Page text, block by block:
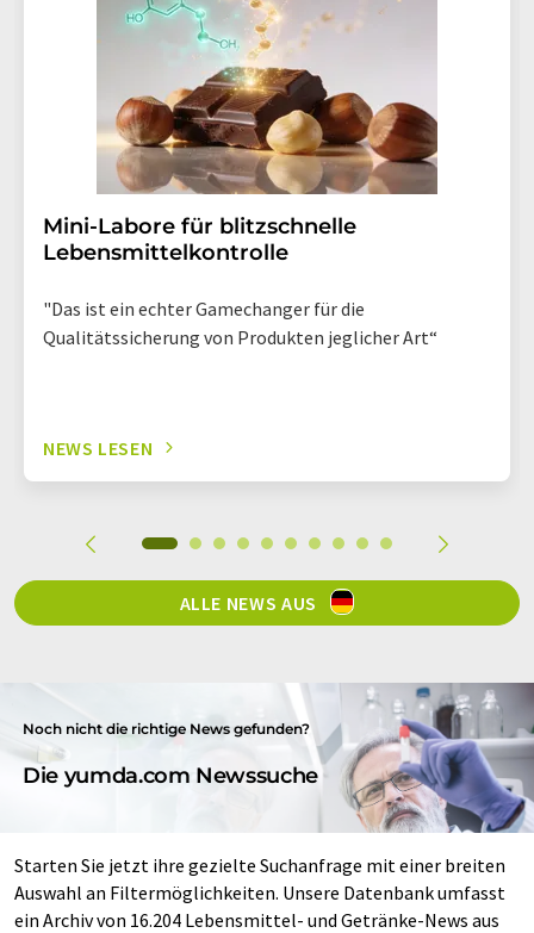
Mini-Labore für blitzschnelle
Lebensmittelkontrolle
"Das ist ein echter Gamechanger für die
Qualitätssicherung von Produkten jeglicher Art“
NEWS LESEN
ALLE NEWS AUS
Noch nicht die richtige News gefunden?
Die yumda.com Newssuche
Starten Sie jetzt ihre gezielte Suchanfrage mit einer breiten
Auswahl an Filtermöglichkeiten. Unsere Datenbank umfasst
ein Archiv von 16.204 Lebensmittel- und Getränke-News aus